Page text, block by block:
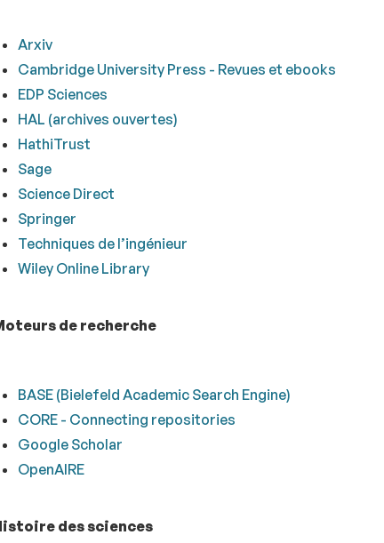
Arxiv
Cambridge University Press - Revues et ebooks
EDP Sciences
HAL (archives ouvertes)
HathiTrust
Sage
Science Direct
Springer
Techniques de l’ingénieur
Wiley Online Library
de recherche
BASE (Bielefeld Academic Search Engine)
CORE - Connecting repositories
Google Scholar
OpenAIRE
des sciences